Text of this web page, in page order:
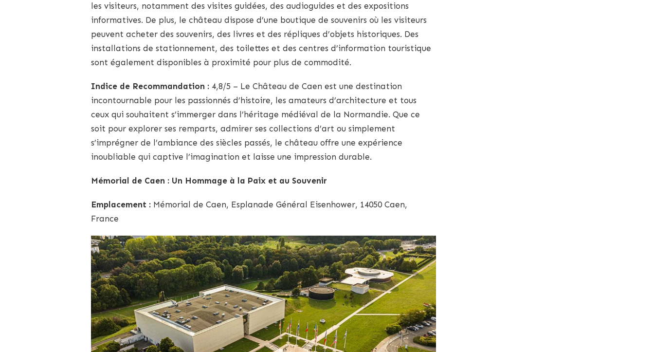
les visiteurs, notamment des visites guidées, des audioguides et des expositions
informatives. De plus, le château dispose d’une boutique de souvenirs où les visiteurs
peuvent acheter des souvenirs, des livres et des répliques d’objets historiques. Des
installations de stationnement, des toilettes et des centres d’information touristique
sont également disponibles à proximité pour plus de commodité.
Indice de Recommandation : 4,8/5 – Le Château de Caen est une destination
incontournable pour les passionnés d’histoire, les amateurs d’architecture et tous
ceux qui souhaitent s’immerger dans l’héritage médiéval de la Normandie. Que ce
soit pour explorer ses remparts, admirer ses collections d’art ou simplement
s’imprégner de l’ambiance des siècles passés, le château offre une expérience
inoubliable qui captive l’imagination et laisse une impression durable.
Mémorial de Caen : Un Hommage à la Paix et au Souvenir
Emplacement : Mémorial de Caen, Esplanade Général Eisenhower, 14050 Caen,
France